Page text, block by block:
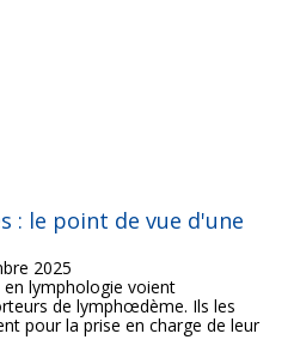
: le point de vue d'une
2025
lymphologie voient
de lymphœdème. Ils les
pour la prise en charge de leur